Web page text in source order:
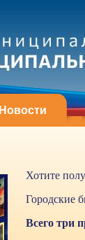
Новости
Хотите
Городские
Всего три